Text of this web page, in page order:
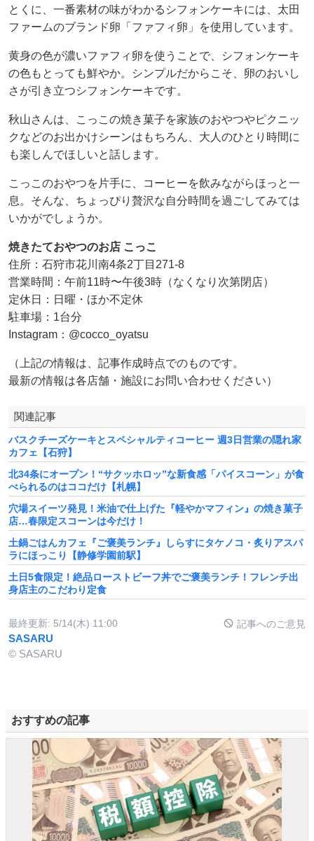
とくに、一番素材の味がわかるシフォンケーキには、太田
ファームのブランド卵「ファフィ卵」を使用しています。
黄身の色が濃いファフィ卵を使うことで、シフォンケーキ
の色もとっても鮮やか。シンプルだからこそ、卵のおいし
さが引き立つシフォンケーキです。
秋山さんは、こっこの焼き菓子を家族のおやつやピクニッ
クなどのお出かけシーンはもちろん、大人のひとり時間に
も楽しんでほしいと話します。
こっこのおやつを片手に、コーヒーを飲みながらほっと一
息。そんな、ちょっぴり贅沢な自分時間を過ごしてみては
いかがでしょうか。
焼きたておやつのお店 こっこ
住所：石狩市花川南4条2丁目271-8
営業時間：午前11時〜午後3時（なくなり次第閉店）
定休日：日曜・ほか不定休
駐車場：1台分
Instagram：@cocco_oyatsu
（上記の情報は、記事作成時点でのものです。
最新の情報は各店舗・施設にお問い合わせください）
関連記事
バスクチーズケーキとスペシャルティコーヒー 週3日営業の隠れ家
カフェ【石狩】
北34条にオープン！“サクッホロッ”な新食感「パイスコーン」が食
べられるのはココだけ【札幌】
穴場スイーツ発見！米油で仕上げた『軽やかマフィン』の焼き菓子
店…春限定スコーンは今だけ！
土鍋ごはんカフェ『ご褒美ランチ』しらすにタケノコ・炙りアスパ
ラにほっこり【静修学園前駅】
土日5食限定！絶品ローストビーフ丼でご褒美ランチ！フレンチ出
身店主のこだわり定食
最終更新: 5/14(木) 11:00 記事へのご意見
SASARU
© SASARU
おすすめの記事